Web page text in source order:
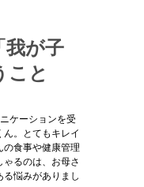
我が子
こと
ケーションを受
。とてもキレイ
の食事や健康管理
るのは、お母さ
悩みがありまし